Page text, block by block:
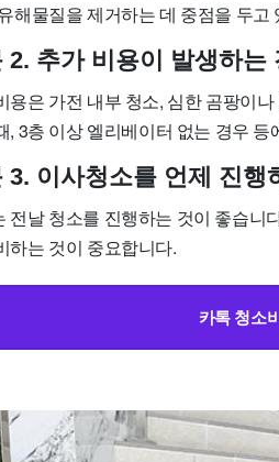
해물질을 제거하는 데 중점을 두고
2. 추가 비용이 발생하
용은 가전 내부 청소, 심한 곰팡이
, 3층 이상 엘리베이터 없는 경우
3. 이사청소를 언제 진행
전날 청소를 진행하는 것이 좋습니
하는 것이 중요합니다.
카톡 청소